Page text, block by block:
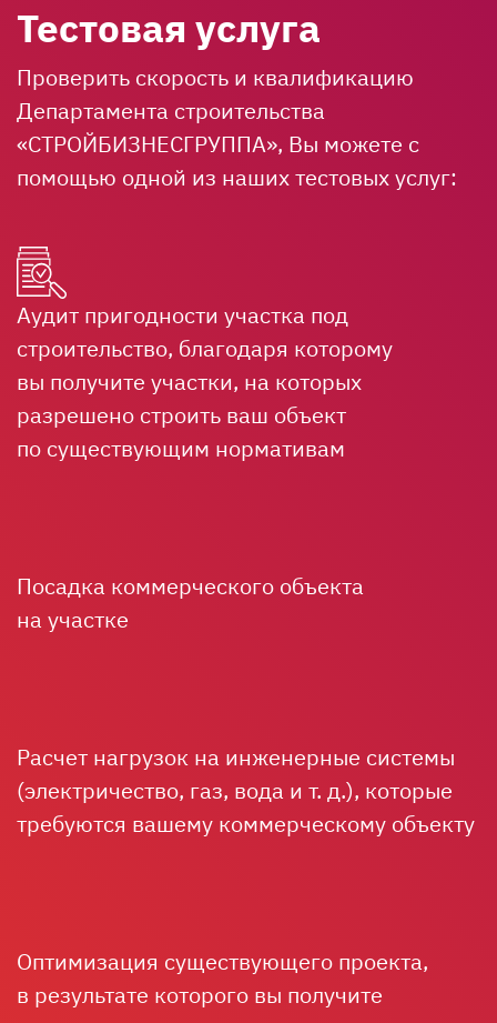
Тестовая услуга
Проверить скорость и квалификацию
Департамента строительства
«СТРОЙБИЗНЕСГРУППА», Вы можете с
помощью одной из наших тестовых услуг:
Аудит пригодности участка под
строительство, благодаря которому
вы получите участки, на которых
разрешено строить ваш объект
по существующим нормативам
Посадка коммерческого объекта
на участке
Расчет нагрузок на инженерные системы
(электричество, газ, вода и т. д.), которые
требуются вашему коммерческому объекту
Оптимизация существующего проекта,
в результате которого вы получите